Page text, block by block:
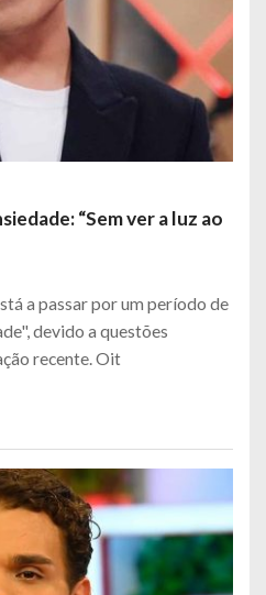
“Sem ver a luz ao
a passar por um período de
devido a questões
recente. Oit